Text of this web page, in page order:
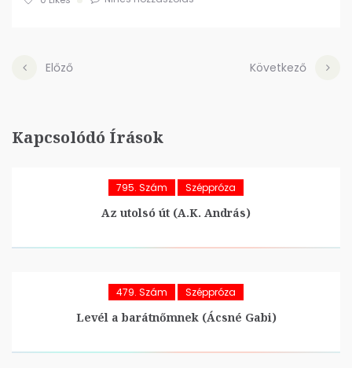
Előző Következő
Kapcsolódó Írások
795. Szám Széppróza
Az utolsó út (A.K. András)
479. Szám Széppróza
Levél a barátnőmnek (Ácsné Gabi)